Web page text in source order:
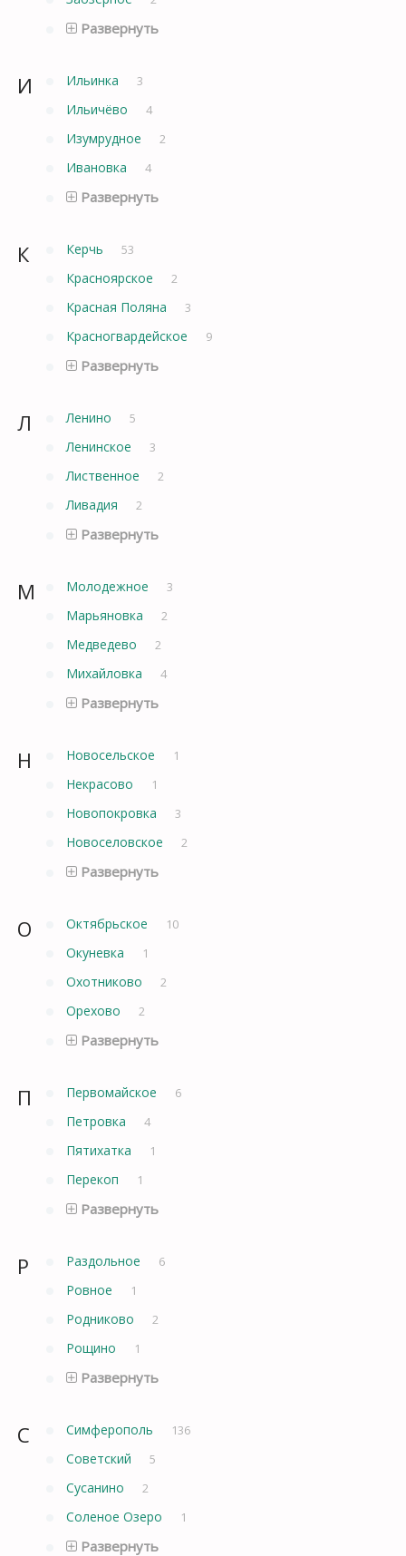
Развернуть
И Ильинка 3
Ильичёво 4
Изумрудное 2
Ивановка 4
Развернуть
К Керчь 53
Красноярское 2
Красная Поляна 3
Красногвардейское 9
Развернуть
Л Ленино 5
Ленинское 3
Лиственное 2
Ливадия 2
Развернуть
М Молодежное 3
Марьяновка 2
Медведево 2
Михайловка 4
Развернуть
Н Новосельское 1
Некрасово 1
Новопокровка 3
Новоселовское 2
Развернуть
О Октябрьское 10
Окуневка 1
Охотниково 2
Орехово 2
Развернуть
П Первомайское 6
Петровка 4
Пятихатка 1
Перекоп 1
Развернуть
Р Раздольное 6
Ровное 1
Родниково 2
Рощино 1
Развернуть
С Симферополь 136
Советский 5
Сусанино 2
Соленое Озеро 1
Развернуть